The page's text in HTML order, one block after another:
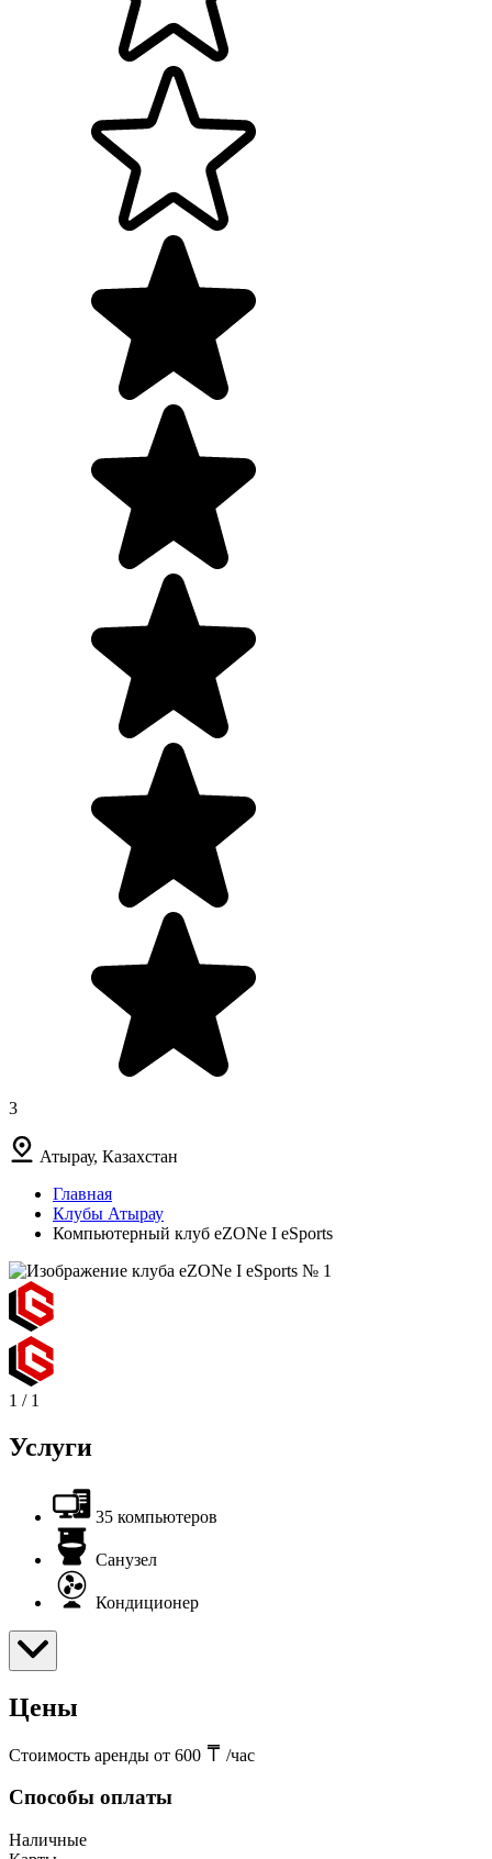
3
Атырау, Казахстан
Главная
Клубы Атырау
Компьютерный клуб eZONe I eSports
1 / 1
Услуги
35 компьютеров
Санузел
Кондиционер
Цены
Стоимость аренды от 600 /час
Способы оплаты
Наличные